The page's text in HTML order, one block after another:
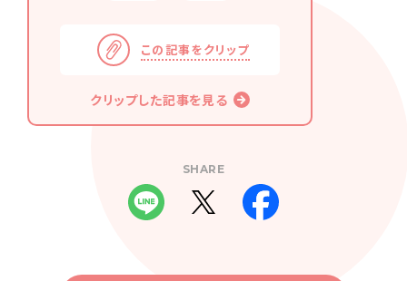
この記事をクリップ
クリップした記事を見る
SHARE